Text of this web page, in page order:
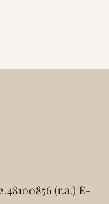
(r.a.) E-